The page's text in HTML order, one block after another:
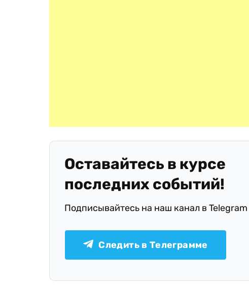
Оставайтесь в курсе
последних событий!
Подписывайтесь на наш канал в Telegram
Следить в Телеграмме